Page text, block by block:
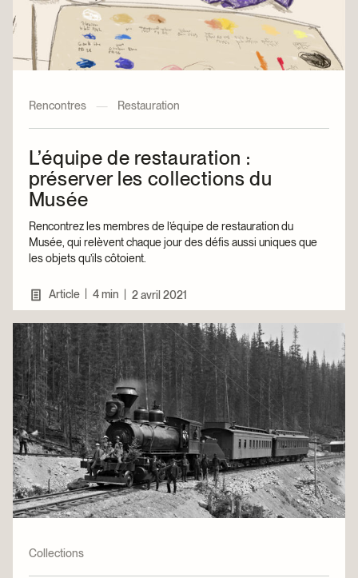
Rencontres — Restauration
L’équipe de restauration :
préserver les collections du
Musée
Rencontrez les membres de l’équipe de restauration du
Musée, qui relèvent chaque jour des défis aussi uniques que
les objets qu’ils côtoient.
Article 4 min 2 avril 2021
Collections